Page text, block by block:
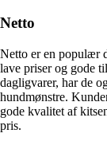
Netto
Netto er en populær
lave priser og gode
dagligvarer, har de
hundmønstre.
gode kvalitet af
pris.